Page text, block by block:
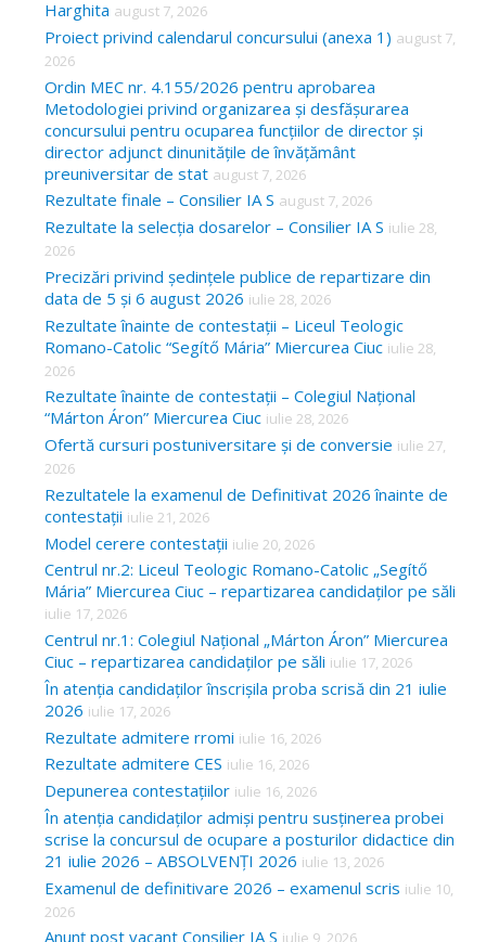
h
f
o
r
Harghita august 7, 2026
Proiect privind calendarul concursului (anexa 1) august 7,
2026
Ordin MEC nr. 4.155/2026 pentru aprobarea
Metodologiei privind organizarea și desfășurarea
concursului pentru ocuparea funcțiilor de director și
director adjunct dinunitățile de învățământ
preuniversitar de stat august 7, 2026
Rezultate finale – Consilier IA S august 7, 2026
Rezultate la selecția dosarelor – Consilier IA S iulie 28,
2026
Precizări privind ședințele publice de repartizare din
data de 5 și 6 august 2026 iulie 28, 2026
Rezultate înainte de contestații – Liceul Teologic
Romano-Catolic “Segítő Mária” Miercurea Ciuc iulie 28,
2026
Rezultate înainte de contestații – Colegiul Național
“Márton Áron” Miercurea Ciuc iulie 28, 2026
Ofertă cursuri postuniversitare și de conversie iulie 27,
2026
Rezultatele la examenul de Definitivat 2026 înainte de
contestații iulie 21, 2026
Model cerere contestații iulie 20, 2026
Centrul nr.2: Liceul Teologic Romano-Catolic „Segítő
Mária” Miercurea Ciuc – repartizarea candidaților pe săli
iulie 17, 2026
Centrul nr.1: Colegiul Național „Márton Áron” Miercurea
Ciuc – repartizarea candidaților pe săli iulie 17, 2026
În atenția candidaților înscrișila proba scrisă din 21 iulie
2026 iulie 17, 2026
Rezultate admitere rromi iulie 16, 2026
Rezultate admitere CES iulie 16, 2026
Depunerea contestațiilor iulie 16, 2026
În atenția candidaților admiși pentru susținerea probei
scrise la concursul de ocupare a posturilor didactice din
21 iulie 2026 – ABSOLVENȚI 2026 iulie 13, 2026
Examenul de definitivare 2026 – examenul scris iulie 10,
2026
Anunț post vacant Consilier IA S iulie 9, 2026